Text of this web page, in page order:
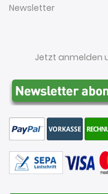
Newsletter
Jetzt anmelden